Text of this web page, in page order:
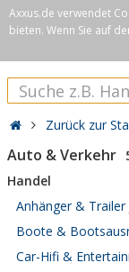
Axxus.de verwendet
bieten. Wenn Sie auf
Zurück zur
Auto & Verkehr
Handel
Anhänger & Trailer
Boote &
Car-Hifi &